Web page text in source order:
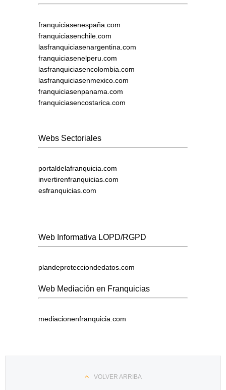
franquiciasenespaña.com
franquiciasenchile.com
lasfranquiciasenargentina.com
franquiciasenelperu.com
lasfranquiciasencolombia.com
lasfranquiciasenmexico.com
franquiciasenpanama.com
franquiciasencostarica.com
Webs Sectoriales
portaldelafranquicia.com
invertirenfranquicias.com
esfranquicias.com
Web Informativa LOPD/RGPD
plandeprotecciondedatos.com
Web Mediación en Franquicias
mediacionenfranquicia.com
VOLVER ARRIBA